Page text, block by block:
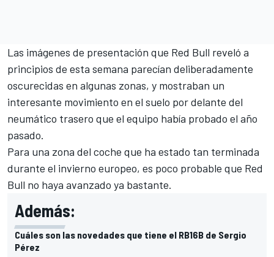
Las imágenes de presentación que Red Bull reveló a
principios de esta semana parecían deliberadamente
oscurecidas en algunas zonas, y mostraban un
interesante movimiento en el suelo por delante del
neumático trasero que el equipo había probado el año
pasado.
Para una zona del coche que ha estado tan terminada
durante el invierno europeo, es poco probable que Red
Bull no haya avanzado ya bastante.
Además:
Cuáles son las novedades que tiene el RB16B de Sergio
Pérez